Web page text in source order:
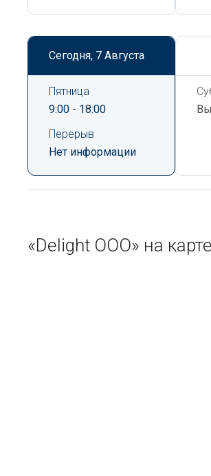
Сегодня, 7 Августа
Пятница
9:00 - 18:00
Перерыв
Нет информации
«Delight ООО» на